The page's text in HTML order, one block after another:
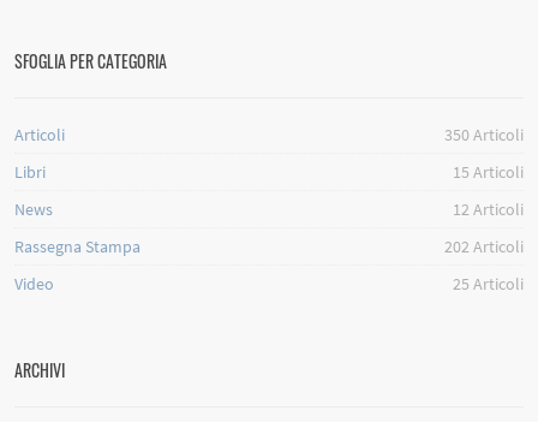
SFOGLIA PER CATEGORIA
Articoli 350Articoli
Libri
15 Articoli
News
12Articoli
Rassegna Stampa
202Articoli
Video
25 Articoli
ARCHIVI